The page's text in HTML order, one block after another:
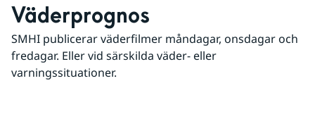
Väderprognos
SMHI publicerar väderfilmer måndagar, onsdagar och
fredagar. Eller vid särskilda väder- eller
varningssituationer.